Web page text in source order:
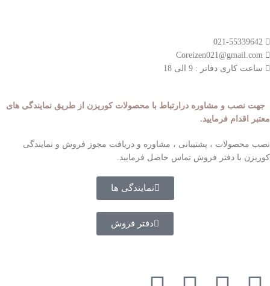
021-55339642
Coreizen021@gmail.com
ساعت کاری دفاتر : 9 الی 18
جهت نصب و مشاوره درارتباط با محصولات کوریزن از طریق نمایندگی های
معتبر اقدام فرمایید.
نصب محصولات ، پشتیبانی ، مشاوره و دریافت مجوز فروش و نمایندگی
کوریزن با دفتر فروش تماس حاصل فرمایید.
نمایندگی ها
دفتر فروش